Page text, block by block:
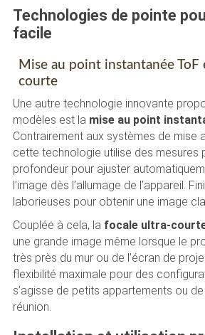
Technologies de pointe
facile
Mise au point instantanée
courte
Une autre technologie innovante
modèles est la mise au point
Contrairement aux systèmes de mise
cette technologie utilise des mesures
profondeur pour ajuster
l’image dès l’allumage de l’appareil.
laborieuses pour obtenir une image
Couplée à cela, la focale ultra-
une grande image même lorsque le
très près du mur ou de l’écran de
flexibilité maximale pour des
s’agisse de petits appartements ou
réunion.